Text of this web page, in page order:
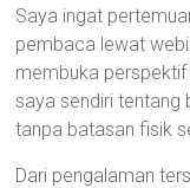
Saya ingat
pembaca lewat
membuka
saya sendiri tentang
tanpa batasan fisik
Dari pengalaman